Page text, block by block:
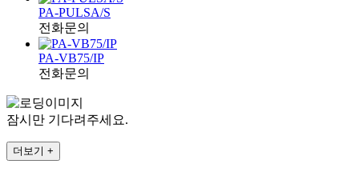
PA-PULSA/S
전화문의
PA-VB75/IP
전화문의
잠시만 기다려주세요.
더보기 +